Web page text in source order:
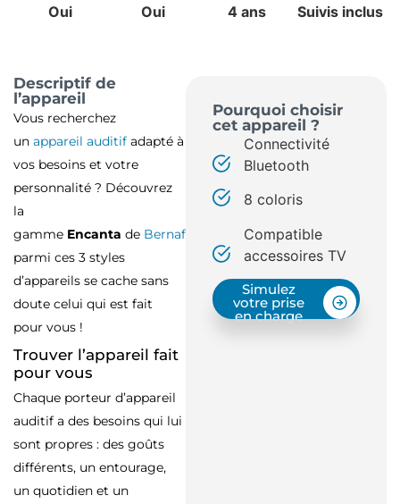
Oui
Oui
4 ans
Suivis inclus
Descriptif de
l’appareil
Vous recherchez
un appareil auditif adapté à
vos besoins et votre
personnalité ? Découvrez
la
gamme Encanta de Bernafon
parmi ces 3 styles
d’appareils se cache sans
doute celui qui est fait
pour vous !
Trouver l’appareil fait
pour vous
Chaque porteur d’appareil
auditif a des besoins qui lui
sont propres : des goûts
différents, un entourage,
un quotidien et un
Pourquoi choisir
cet appareil ?
Connectivité
Bluetooth
8 coloris
Compatible
accessoires TV
Simulez
votre prise
en charge